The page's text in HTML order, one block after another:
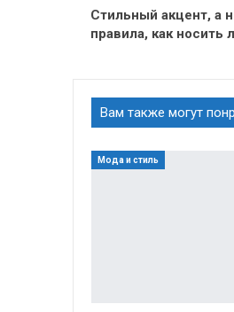
Стильный акцент, а
правила, как носить
Вам также могут
Мода и стиль